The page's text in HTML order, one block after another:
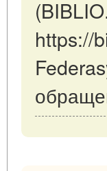
https://